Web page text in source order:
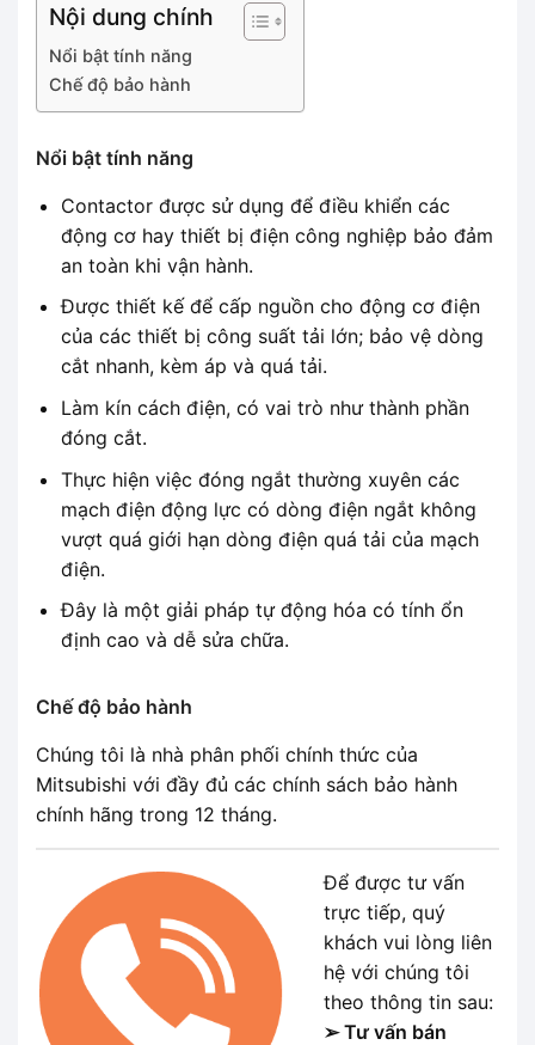
Nội dung chính
Nổi bật tính năng
Chế độ bảo hành
Nổi bật tính năng
Contactor được sử dụng để điều khiển các
động cơ hay thiết bị điện công nghiệp bảo đảm
an toàn khi vận hành.
Được thiết kế để cấp nguồn cho động cơ điện
của các thiết bị công suất tải lớn; bảo vệ dòng
cắt nhanh, kèm áp và quá tải.
Làm kín cách điện, có vai trò như thành phần
đóng cắt.
Thực hiện việc đóng ngắt thường xuyên các
mạch điện động lực có dòng điện ngắt không
vượt quá giới hạn dòng điện quá tải của mạch
điện.
Đây là một giải pháp tự động hóa có tính ổn
định cao và dễ sửa chữa.
Chế độ bảo hành
Chúng tôi là nhà phân phối chính thức của
Mitsubishi với đầy đủ các chính sách bảo hành
chính hãng trong 12 tháng.
Để được tư vấn
trực tiếp, quý
khách vui lòng liên
hệ với chúng tôi
theo thông tin sau:
➢ Tư vấn bán